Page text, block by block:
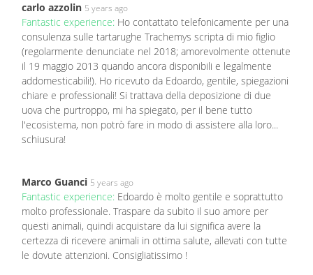
carlo azzolin 5 years ago
Fantastic experience: Ho contattato telefonicamente per una
consulenza sulle tartarughe Trachemys scripta di mio figlio
(regolarmente denunciate nel 2018; amorevolmente ottenute
il 19 maggio 2013 quando ancora disponibili e legalmente
addomesticabili!). Ho ricevuto da Edoardo, gentile, spiegazioni
chiare e professionali! Si trattava della deposizione di due
uova che purtroppo, mi ha spiegato, per il bene tutto
l'ecosistema, non potrò fare in modo di assistere alla loro...
schiusura!
Marco Guanci 5 years ago
Fantastic experience: Edoardo è molto gentile e soprattutto
molto professionale. Traspare da subito il suo amore per
questi animali, quindi acquistare da lui significa avere la
certezza di ricevere animali in ottima salute, allevati con tutte
le dovute attenzioni. Consigliatissimo !